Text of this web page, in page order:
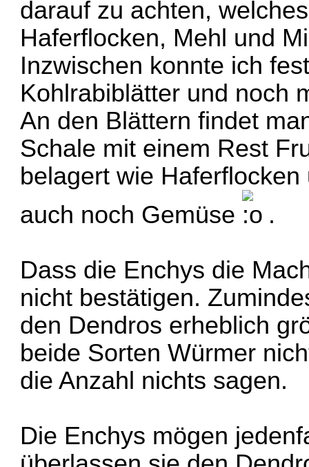
darauf zu achten,
Haferflocken, Mehl und
Inzwischen konnte ich
Kohlrabiblätter und noch
An den Blättern findet
Schale mit einem Rest
belagert wie
auch noch Gemüse
.
Dass die Enchys die
nicht bestätigen.
den Dendros erheblich
beide Sorten Würmer
die Anzahl nichts sagen.
Die Enchys mögen